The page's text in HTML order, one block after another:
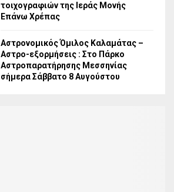
τοιχογραφιών της Ιεράς Μονής
Επάνω Χρέπας
Αστρονομικός Όμιλος Καλαμάτας –
Αστρο-εξορμήσεις : Στο Πάρκο
Αστροπαρατήρησης Μεσσηνίας
σήμερα Σάββατο 8 Αυγούστου